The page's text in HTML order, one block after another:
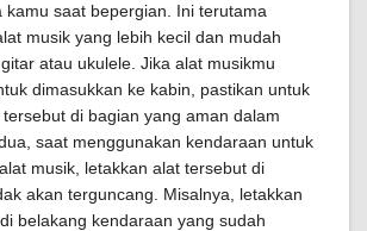
kamu saat bepergian. Ini terutama
musik yang lebih kecil dan mudah
atau ukulele. Jika alat musikmu
dimasukkan ke kabin, pastikan untuk
di bagian yang aman dalam
saat menggunakan kendaraan untuk
musik, letakkan alat tersebut di
akan terguncang. Misalnya, letakkan
belakang kendaraan yang sudah